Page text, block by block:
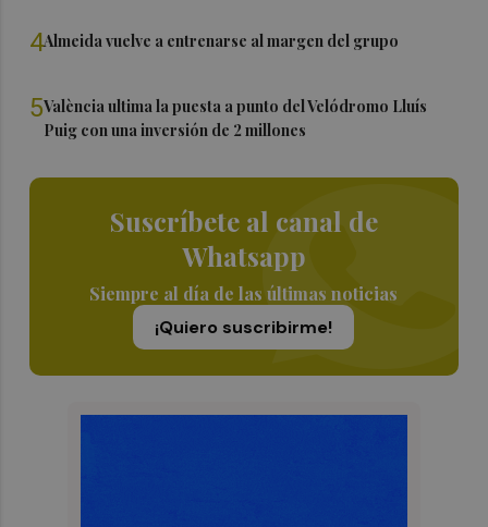
4Almeida vuelve a entrenarse al margen del grupo
5València ultima la puesta a punto del Velódromo Lluís
Puig con una inversión de 2 millones
Suscríbete al canal de
Whatsapp
Siempre al día de las últimas noticias
¡Quiero suscribirme!